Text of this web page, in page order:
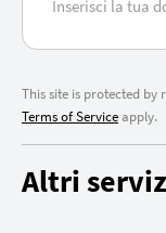
This site is protected by
Terms of Serviceapply.
Altri